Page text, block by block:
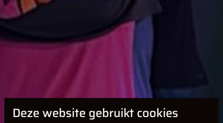
Deze website gebruikt cookies